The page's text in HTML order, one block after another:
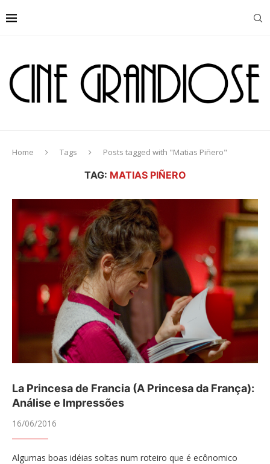
Home Tags Posts tagged with "Matias Piñero"
TAG: MATIAS PIÑERO
La Princesa de Francia (A Princesa da França):
Análise e Impressões
16/06/2016
Algumas boas idéias soltas num roteiro que é ecônomico